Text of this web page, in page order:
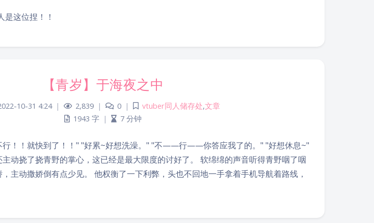
这位捏！！
【青岁】于海夜之中
10-31 4:24 | 2,839 | 0 | vtuber同人储存处,文章
1943 字 | 7 分钟
行！！就快到了！！" "好累~好想洗澡。" "不——行——你答应我了的。" "好想休息~"
动挠了挠青野的掌心，这已经是最大限度的讨好了。 软绵绵的声音听得青野咽了咽
主动撒娇倒有点少见。 他权衡了一下利弊，头也不回地一手拿着手机导航着路线，